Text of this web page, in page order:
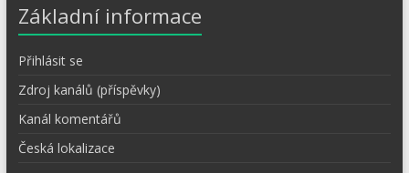
Základní informace
Přihlásit se
Zdroj kanálů (příspěvky)
Kanál komentářů
Česká lokalizace